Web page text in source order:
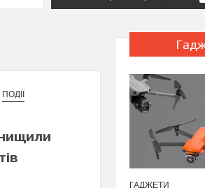
ПОДІЇ
ГАДЖЕТИ